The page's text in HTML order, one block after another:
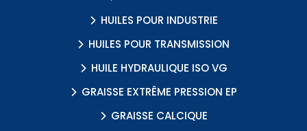
HUILES POUR INDUSTRIE
HUILES POUR TRANSMISSION
HUILE HYDRAULIQUE ISO VG
GRAISSE EXTRÊME PRESSION EP
GRAISSE CALCIQUE